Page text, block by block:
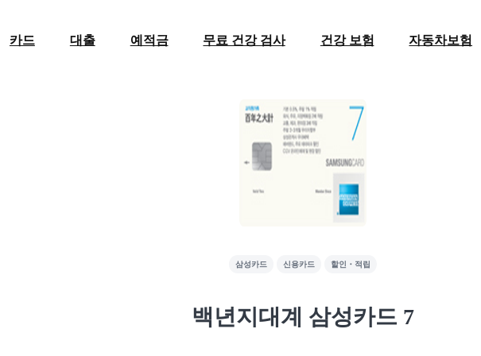
카드 대출 예적금 무료 건강 검사 건강 보험 자동차보험
삼성카드 신용카드 할인・적립
백년지대계 삼성카드 7